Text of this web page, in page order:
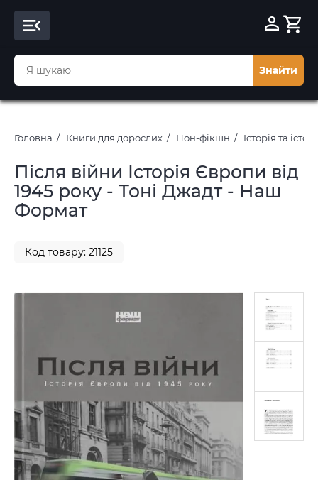
Знайти
Головна Книги для дорослих Нон-фікшн Історія та
Після війни Історія Європи від
1945 року - Тоні Джадт - Наш
Формат
Код товару: 21125